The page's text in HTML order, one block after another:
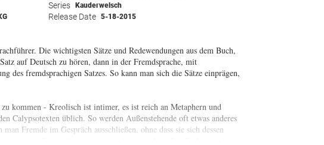
Series Kauderwelsch
Release Date 5-18-2015
Die wichtigsten Sätze und Redewendungen aus dem Buch,
auf Deutsch zu hören, dann in der Fremdsprache, mit
des fremdsprachigen Satzes. So kann man sich die Sätze einprägen,
kommen - Kreolisch ist intimer, es ist reich an Metaphern und
Calypsotexten üblich. So werden Außenstehende oft etwas anderes
Fremde im Gespräch ausschließen, ohne dass sie sich dessen
guten Englischkenntnissen nichts verstehen. Die Einheimischen